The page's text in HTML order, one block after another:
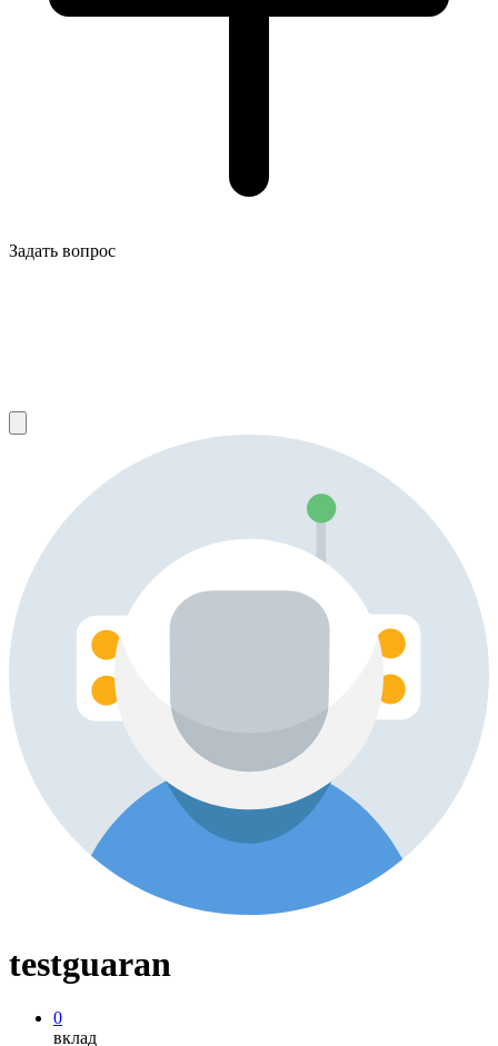
Задать вопрос
testguaran
0
вклад